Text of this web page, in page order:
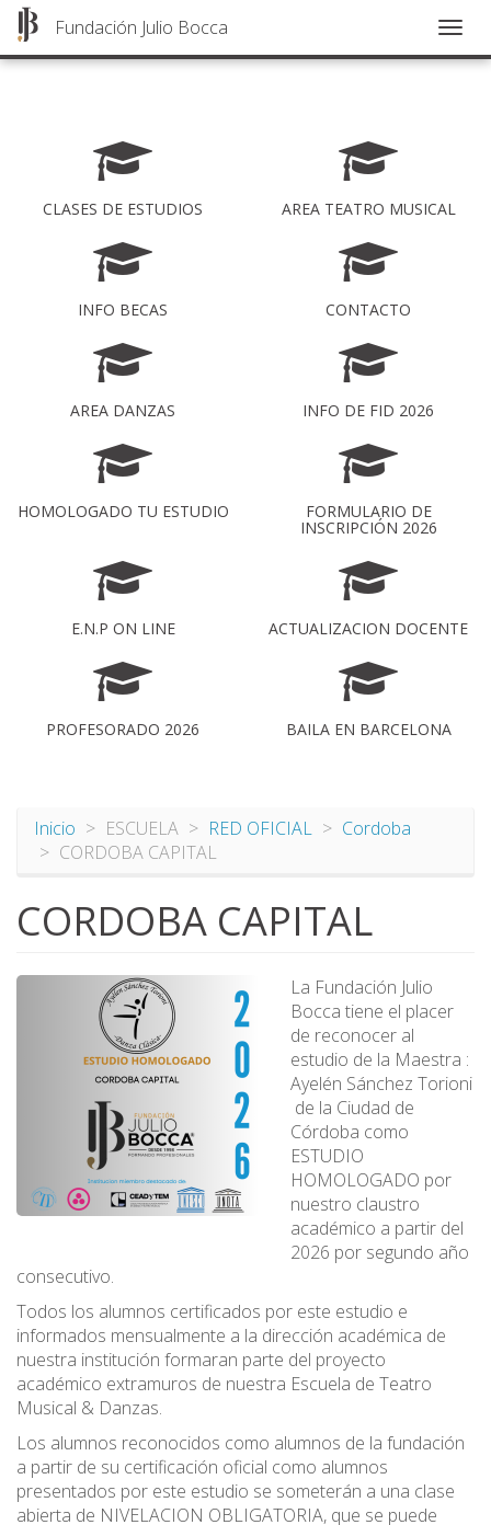
Pasar
Fundación Julio Bocca
CLASES DE ESTUDIOS AREA TEATRO MUSICAL
INFO BECAS CONTACTO
AREA DANZAS INFO DE FID 2026
HOMOLOGADO TU ESTUDIO FORMULARIO DE
INSCRIPCIÓN 2026
E.N.P ON LINE ACTUALIZACION DOCENTE
PROFESORADO 2026 BAILA EN BARCELONA
Inicio ESCUELA RED OFICIAL
Cordoba
CORDOBA CAPITAL
CORDOBA CAPITAL
La Fundación Julio
Bocca tiene el placer
de reconocer al
estudio de la Maestra :
Ayelén Sánchez Torioni
de la Ciudad de
Córdoba como
ESTUDIO
HOMOLOGADO por
nuestro claustro
académico a partir del
2026 por segundo año
consecutivo.
Todos los alumnos certificados por este estudio e
informados mensualmente a la dirección académica de
nuestra institución formaran parte del proyecto
académico extramuros de nuestra Escuela de Teatro
Musical & Danzas.
Los alumnos reconocidos como alumnos de la fundación
a partir de su certificación oficial como alumnos
presentados por este estudio se someterán a una clase
abierta de NIVELACION OBLIGATORIA, que se puede